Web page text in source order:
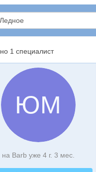
1 специалист
ЮМ
на Barb уже 4 г. 3 мес.